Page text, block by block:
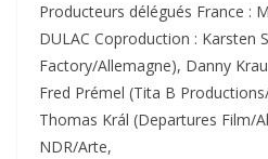
Producteurs délégués France :
DULAC Coproduction : Karsten
Factory/Allemagne), Danny
Fred Prémel (Tita B
Thomas Král (Departures Film/
NDR/Arte,